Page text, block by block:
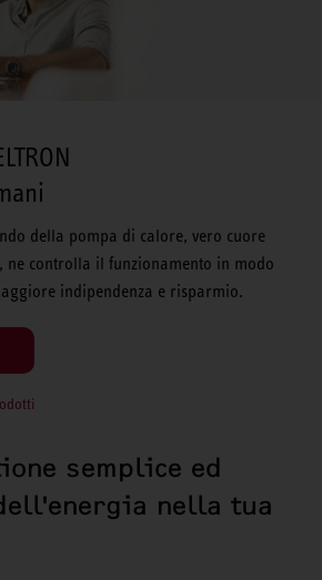
della pompa di calore, vero cuore
ne controlla il funzionamento in modo
indipendenza e risparmio.
semplice ed
nella tua